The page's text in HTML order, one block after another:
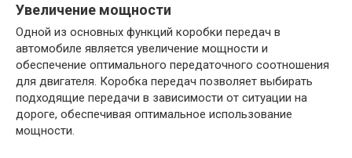
Увеличение мощности
Одной из основных функций коробки передач в
автомобиле является увеличение мощности и
обеспечение оптимального передаточного соотношения
для двигателя. Коробка передач позволяет выбирать
подходящие передачи в зависимости от ситуации на
дороге, обеспечивая оптимальное использование
мощности.